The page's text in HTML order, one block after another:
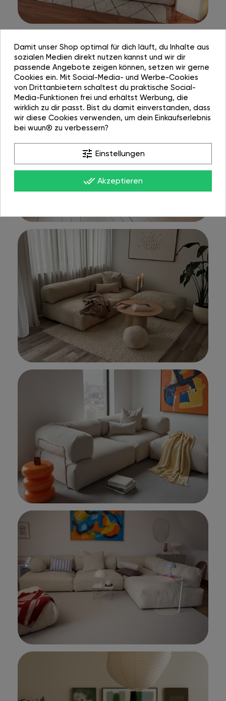
Damit unser Shop optimal für dich läuft, du Inhalte aus
sozialen Medien direkt nutzen kannst und wir dir
passende Angebote zeigen können, setzen wir gerne
Cookies ein. Mit Social-Media- und Werbe-Cookies
von Drittanbietern schaltest du praktische Social-
Media-Funktionen frei und erhältst Werbung, die
wirklich zu dir passt. Bist du damit einverstanden, dass
wir diese Cookies verwenden, um dein Einkaufserlebnis
bei wuun® zu verbessern?
tune Einstellungen
done_all Akzeptieren